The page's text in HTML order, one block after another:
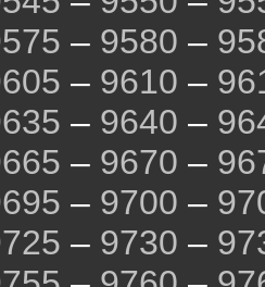
– 9580 –
– 9610 –
– 9640 –
– 9670 –
– 9700 –
– 9730 –